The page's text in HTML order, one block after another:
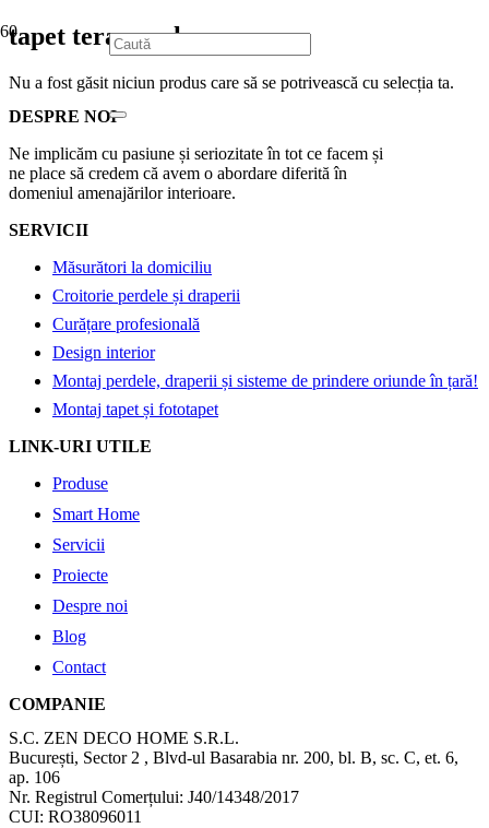
tapet terava sahara
Nu a fost găsit niciun produs care să se potrivească cu selecția ta.
DESPRE NOI
Ne implicăm cu pasiune și seriozitate în tot ce facem și
ne place să credem că avem o abordare diferită în
domeniul amenajărilor interioare.
SERVICII
Măsurători la domiciliu
Croitorie perdele și draperii
Curățare profesională
Design interior
Montaj perdele, draperii și sisteme de prindere oriunde în țară!
Montaj tapet și fototapet
LINK-URI UTILE
Produse
Smart Home
Servicii
Proiecte
Despre noi
Blog
Contact
COMPANIE
S.C. ZEN DECO HOME S.R.L.
București, Sector 2 , Blvd-ul Basarabia nr. 200, bl. B, sc. C, et. 6,
ap. 106
Nr. Registrul Comerțului: J40/14348/2017
CUI: RO38096011